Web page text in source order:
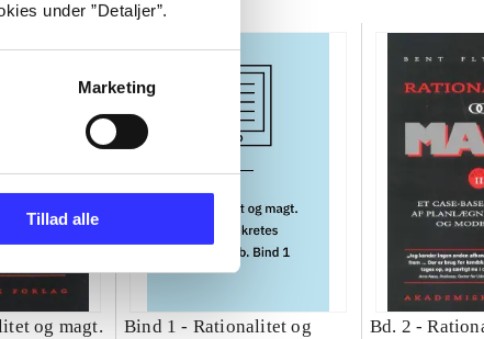
under ”Detaljer”.
Marketing
Tillad alle
og magt.
Bind 1 - Rationalitet og
Bd. 2 -